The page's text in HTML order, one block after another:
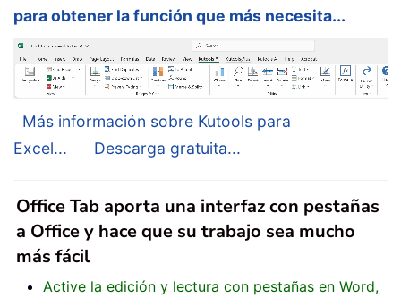
para obtener la función que más necesita...
Más información sobre Kutools para
Excel...
Descarga gratuita...
Office Tab aporta una interfaz con pestañas
a Office y hace que su trabajo sea mucho
más fácil
Active la edición y lectura con pestañas en Word,